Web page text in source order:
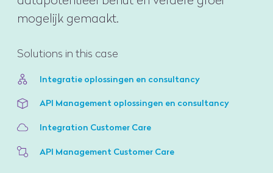
mogelijk gemaakt.
Solutions in this case
Integratie oplossingen en consultancy
API Management oplossingen en consultancy
Integration Customer Care
API Management Customer Care